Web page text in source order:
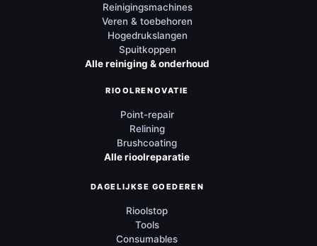
Reinigingsmachines
Veren & toebehoren
Hogedrukslangen
Spuitkoppen
Alle reiniging & onderhoud
RIOOLRENOVATIE
Point-repair
Relining
Brushcoating
Alle rioolreparatie
DAGELIJKSE GOEDEREN
Rioolstop
Tools
Consumables